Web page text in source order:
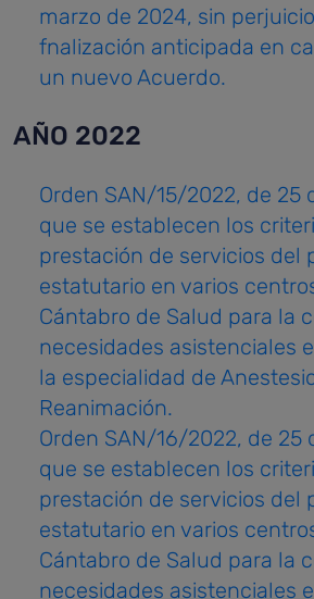
marzo de 2024, sin
fnalización anticipada en
un nuevo Acuerdo.
AÑO 2022
Orden SAN/15/2022, de 25
que se establecen los
prestación de servicios del
estatutario en varios
Cántabro de Salud para la
necesidades asistenciales
la especialidad de
Reanimación.
Orden SAN/16/2022, de 25
que se establecen los
prestación de servicios del
estatutario en varios
Cántabro de Salud para la
necesidades asistenciales